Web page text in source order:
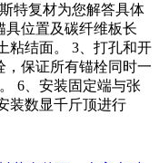
特复材为您解答具体
具位置及碳纤维板长
粘结面。 3、打孔和开
，保证所有锚栓同时一
6、安装固定端与张
装数显千斤顶进行